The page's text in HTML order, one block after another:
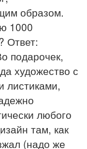
образом.
1000
Ответ:
подарочек,
художество с
листиками,
любого
там, как
(надо же